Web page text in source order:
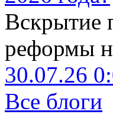
Вскрытие
реформы
30.07.26
Все блоги